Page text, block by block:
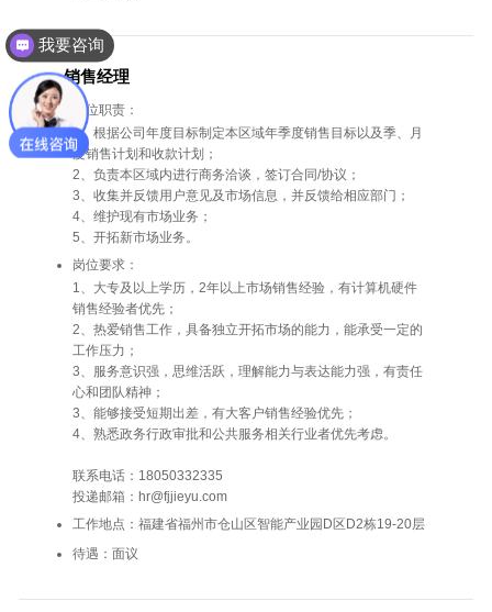
销售经理
岗位职责：
1、根据公司年度目标制定本区域年季度销售目标以及季、月
度销售计划和收款计划；
2、负责本区域内进行商务洽谈，签订合同/协议；
3、收集并反馈用户意见及市场信息，并反馈给相应部门；
4、维护现有市场业务；
5、开拓新市场业务。
岗位要求：
1、大专及以上学历，2年以上市场销售经验，有计算机硬件
销售经验者优先；
2、热爱销售工作，具备独立开拓市场的能力，能承受一定的
工作压力；
3、服务意识强，思维活跃，理解能力与表达能力强，有责任
心和团队精神；
3、能够接受短期出差，有大客户销售经验优先；
4、熟悉政务行政审批和公共服务相关行业者优先考虑。
联系电话：18050332335
投递邮箱：hr@fjjieyu.com
工作地点：福建省福州市仓山区智能产业园D区D2栋19-20层
待遇：面议
我要咨询